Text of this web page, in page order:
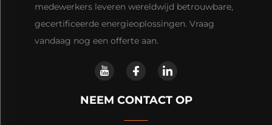
medewerkers leveren wereldwijd betrouwbare,
gecertificeerde energieoplossingen. Vraag
vandaag nog een offerte aan.
NEEM CONTACT OP